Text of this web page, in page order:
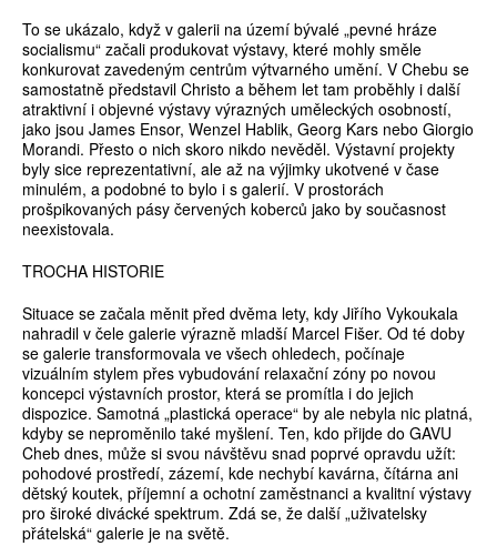
To se ukázalo, když v galerii na území bývalé „pevné hráze
socialismu“ začali produkovat výstavy, které mohly směle
konkurovat zavedeným centrům výtvarného umění. V Chebu se
samostatně představil Christo a během let tam proběhly i další
atraktivní i objevné výstavy výrazných uměleckých osobností,
jako jsou James Ensor, Wenzel Hablik, Georg Kars nebo Giorgio
Morandi. Přesto o nich skoro nikdo nevěděl. Výstavní projekty
byly sice reprezentativní, ale až na výjimky ukotvené v čase
minulém, a podobné to bylo i s galerií. V prostorách
prošpikovaných pásy červených koberců jako by současnost
neexistovala.
TROCHA HISTORIE
Situace se začala měnit před dvěma lety, kdy Jiřího Vykoukala
nahradil v čele galerie výrazně mladší Marcel Fišer. Od té doby
se galerie transformovala ve všech ohledech, počínaje
vizuálním stylem přes vybudování relaxační zóny po novou
koncepci výstavních prostor, která se promítla i do jejich
dispozice. Samotná „plastická operace“ by ale nebyla nic platná,
kdyby se neproměnilo také myšlení. Ten, kdo přijde do GAVU
Cheb dnes, může si svou návštěvu snad poprvé opravdu užít:
pohodové prostředí, zázemí, kde nechybí kavárna, čítárna ani
dětský koutek, příjemní a ochotní zaměstnanci a kvalitní výstavy
pro široké divácké spektrum. Zdá se, že další „uživatelsky
přátelská“ galerie je na světě.